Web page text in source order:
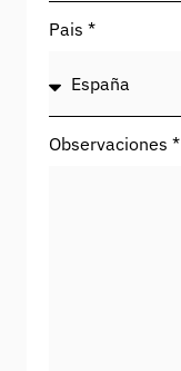
Pais *
Observaciones *